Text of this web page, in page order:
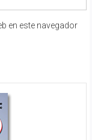
en este navegador